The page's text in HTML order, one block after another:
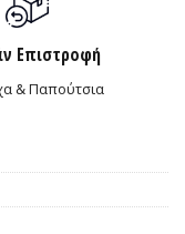
Επιστροφή
& Παπούτσια